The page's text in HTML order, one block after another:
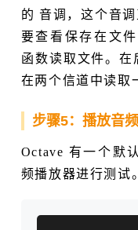
的 音调，这个音
要查看保存在文
函数读取文件。
在两个信道中读取
步骤5：播放音
Octave 有一个默
频播放器进行测试